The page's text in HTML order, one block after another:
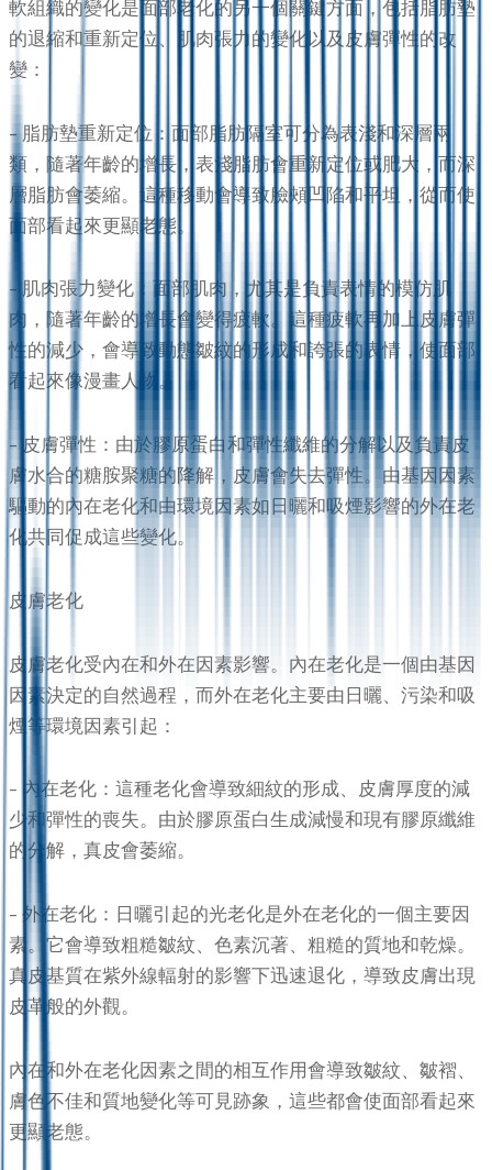
軟組織的變化是面部老化的另一個關鍵方面，包括脂肪墊
的退縮和重新定位、肌肉張力的變化以及皮膚彈性的改
變：
– 脂肪墊重新定位：面部脂肪隔室可分為表淺和深層兩
類，隨著年齡的增長，表淺脂肪會重新定位或肥大，而深
層脂肪會萎縮。這種移動會導致臉頰凹陷和平坦，從而使
面部看起來更顯老態。
– 肌肉張力變化：面部肌肉，尤其是負責表情的模仿肌
肉，隨著年齡的增長會變得疲軟。這種疲軟再加上皮膚彈
性的減少，會導致動態皺紋的形成和誇張的表情，使面部
看起來像漫畫人物。
– 皮膚彈性：由於膠原蛋白和彈性纖維的分解以及負責皮
膚水合的糖胺聚糖的降解，皮膚會失去彈性。由基因因素
驅動的內在老化和由環境因素如日曬和吸煙影響的外在老
化共同促成這些變化。
皮膚老化
皮膚老化受內在和外在因素影響。內在老化是一個由基因
因素決定的自然過程，而外在老化主要由日曬、污染和吸
煙等環境因素引起：
– 內在老化：這種老化會導致細紋的形成、皮膚厚度的減
少和彈性的喪失。由於膠原蛋白生成減慢和現有膠原纖維
的分解，真皮會萎縮。
– 外在老化：日曬引起的光老化是外在老化的一個主要因
素。它會導致粗糙皺紋、色素沉著、粗糙的質地和乾燥。
真皮基質在紫外線輻射的影響下迅速退化，導致皮膚出現
皮革般的外觀。
內在和外在老化因素之間的相互作用會導致皺紋、皺褶、
膚色不佳和質地變化等可見跡象，這些都會使面部看起來
更顯老態。